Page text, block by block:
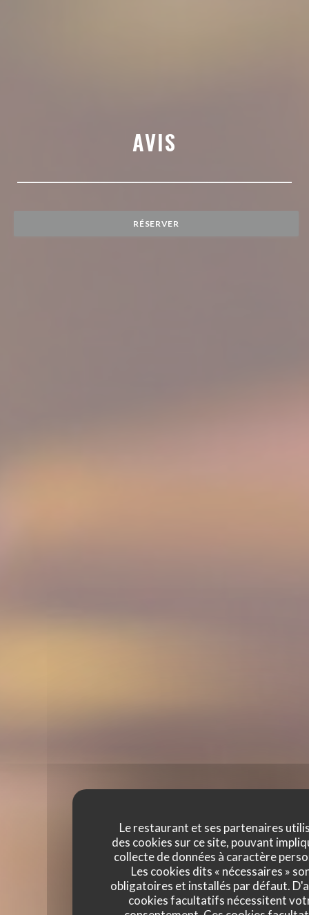
Le restaurant et ses partenaires
des cookies sur ce site, pouvant
collecte de données à caractère
Les cookies dits « nécessaires »
obligatoires et installés par défaut.
cookies facultatifs nécessitent
AVIS
RÉSERVER